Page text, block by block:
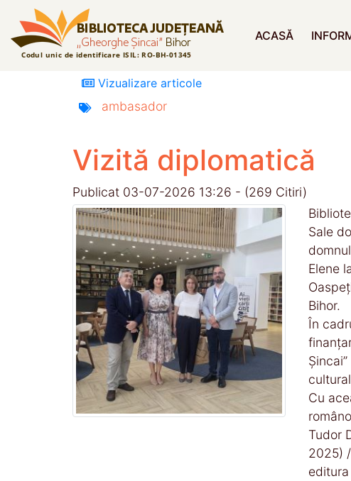
ACASĂ
Vizualizare articole
ambasador
Vizită diplomatică
Publicat 03-07-2026 13:26 - (269 Citiri)
Sale
Elene
Bihor.
În
Cu
Tudor
2025)
editura